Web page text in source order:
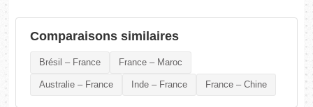
Comparaisons similaires
Brésil – France France – Maroc
Australie – France Inde – France France – Chine